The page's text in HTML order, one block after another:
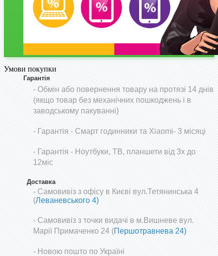
Умови покупки
Гарантія
- Обмін або повернення товару на протязі 14 днів
(якщо товар без механічних пошкоджень і в
заводському пакуванні)
-Гарантія - Смарт годинники та Xiaomi- 3 місяці
- Гарантія - Ноутбуки, ТВ, планшети від 3х до
12міс
Доставка
- Самовивіз з офісу в Києві вул.Тетянинська 4
(Леваневського 4)
- Самовивіз з точки видачі в м.Вишневе вул.
Марії Примаченко 24 (Першотравнева 24)
- Новою пошто по Україні